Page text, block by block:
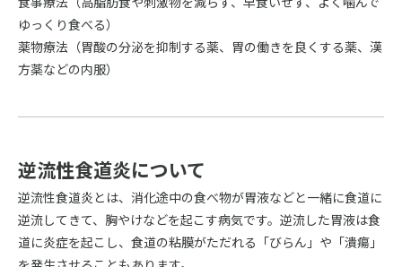
ゆっくり食べる）
薬物療法（胃酸の分泌を抑制する薬、胃の働きを良くする薬、漢
方薬などの内服）
逆流性食道炎について
逆流性食道炎とは、消化途中の食べ物が胃液などと一緒に食道に
逆流してきて、胸やけなどを起こす病気です。逆流した胃液は食
道に炎症を起こし、食道の粘膜がただれる「びらん」や「潰瘍」